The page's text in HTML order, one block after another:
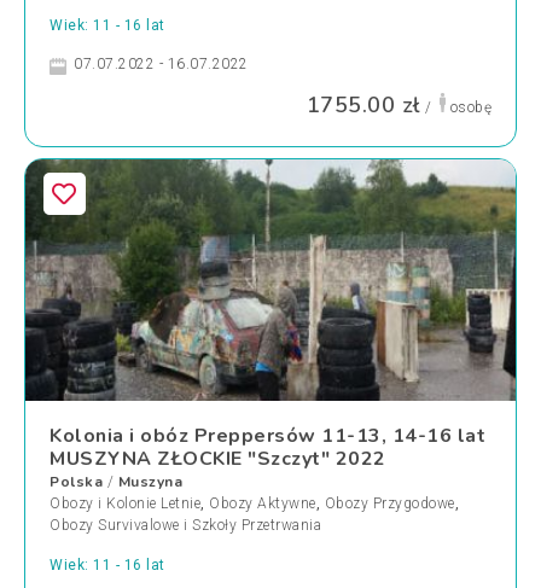
Wiek: 11 - 16 lat
07.07.2022 - 16.07.2022
1755.00 zł / osobę
Kolonia i obóz Preppersów 11-13, 14-16 lat
MUSZYNA ZŁOCKIE "Szczyt" 2022
Polska / Muszyna
Obozy i Kolonie Letnie, Obozy Aktywne, Obozy Przygodowe,
Obozy Survivalowe i Szkoły Przetrwania
Wiek: 11 - 16 lat